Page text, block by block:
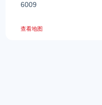
6009
查看地图